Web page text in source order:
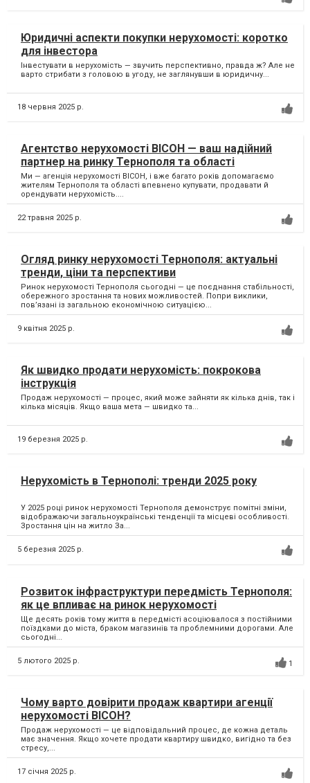
Юридичні аспекти покупки нерухомості: коротко
для інвестора
Інвестувати в нерухомість — звучить перспективно, правда ж? Але не
варто стрибати з головою в угоду, не заглянувши в юридичну...
18 червня 2025 р.
Агентство нерухомості ВІСОН — ваш надійний
партнер на ринку Тернополя та області
Ми — агенція нерухомості ВІСОН, і вже багато років допомагаємо
жителям Тернополя та області впевнено купувати, продавати й
орендувати нерухомість....
22 травня 2025 р.
Огляд ринку нерухомості Тернополя: актуальні
тренди, ціни та перспективи
Ринок нерухомості Тернополя сьогодні — це поєднання стабільності,
обережного зростання та нових можливостей. Попри виклики,
пов’язані із загальною економічною ситуацією...
9 квітня 2025 р.
Як швидко продати нерухомість: покрокова
інструкція
Продаж нерухомості — процес, який може зайняти як кілька днів, так і
кілька місяців. Якщо ваша мета — швидко та...
19 березня 2025 р.
Нерухомість в Тернополі: тренди 2025 року
У 2025 році ринок нерухомості Тернополя демонструє помітні зміни,
відображаючи загальноукраїнські тенденції та місцеві особливості.
Зростання цін на житло За...
5 березня 2025 р.
Розвиток інфраструктури передмість Тернополя:
як це впливає на ринок нерухомості
Ще десять років тому життя в передмісті асоціювалося з постійними
поїздками до міста, браком магазинів та проблемними дорогами. Але
сьогодні...
5 лютого 2025 р. 1
Чому варто довірити продаж квартири агенції
нерухомості ВІСОН?
Продаж нерухомості — це відповідальний процес, де кожна деталь
має значення. Якщо хочете продати квартиру швидко, вигідно та без
стресу,...
17 січня 2025 р.